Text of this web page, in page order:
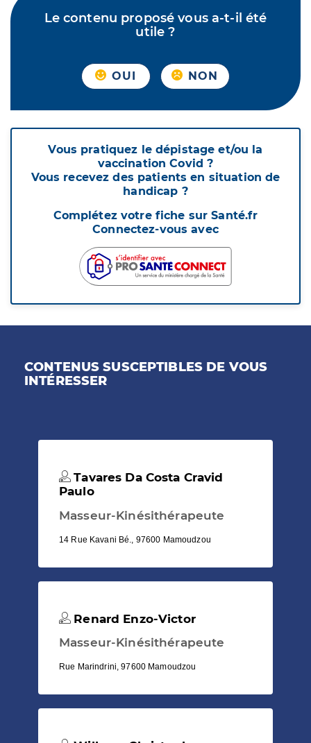
Le contenu proposé vous a-t-il été
utile ?
OUI NON
Vous pratiquez le dépistage et/ou la
vaccination Covid ?
Vous recevez des patients en situation de
handicap ?
Complétez votre fiche sur Santé.fr
Connectez-vous avec
CONTENUS SUSCEPTIBLES DE VOUS
INTÉRESSER
Tavares Da Costa Cravid
Paulo
Masseur-Kinésithérapeute
14 Rue Kavani Bé., 97600 Mamoudzou
Renard Enzo-Victor
Masseur-Kinésithérapeute
Rue Marindrini, 97600 Mamoudzou